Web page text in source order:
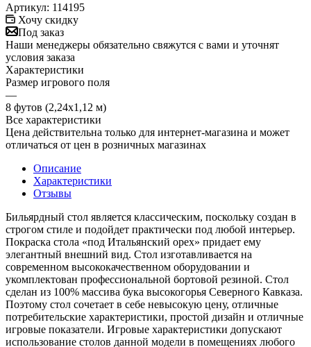
Артикул: 114195
Хочу скидку
Под заказ
Наши менеджеры обязательно свяжутся с вами и уточнят
условия заказа
Характеристики
Размер игрового поля
—
8 футов (2,24х1,12 м)
Все характеристики
Цена действительна только для интернет-магазина и может
отличаться от цен в розничных магазинах
Описание
Характеристики
Отзывы
Бильярдный стол является классическим, поскольку создан в
строгом стиле и подойдет практически под любой интерьер.
Покраска стола «под Итальянский орех» придает ему
элегантный внешний вид. Стол изготавливается на
современном высококачественном оборудовании и
укомплектован профессиональной бортовой резиной. Стол
сделан из 100% массива бука высокогорья Северного Кавказа.
Поэтому стол сочетает в себе невысокую цену, отличные
потребительские характеристики, простой дизайн и отличные
игровые показатели. Игровые характеристики допускают
использование столов данной модели в помещениях любого